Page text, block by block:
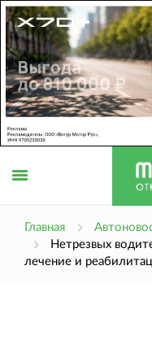
Главная
Нетрезвых
лечение и